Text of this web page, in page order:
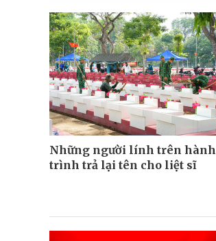
Những người lính trên hành
trình trả lại tên cho liệt sĩ